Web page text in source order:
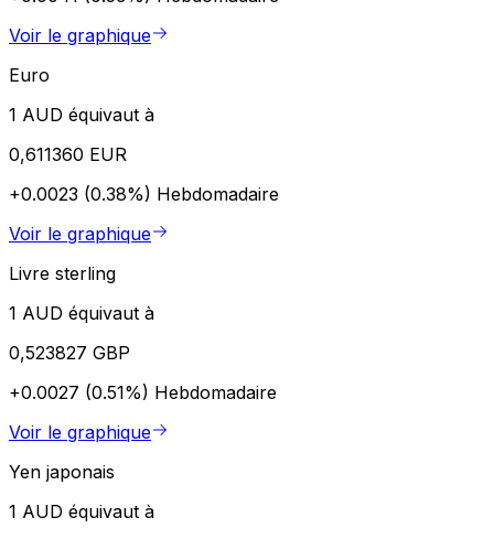
Voir le graphique
Euro
1 AUD équivaut à
0,611360 EUR
+0.0023 (0.38%) Hebdomadaire
Voir le graphique
Livre sterling
1 AUD équivaut à
0,523827 GBP
+0.0027 (0.51%) Hebdomadaire
Voir le graphique
Yen japonais
1 AUD équivaut à